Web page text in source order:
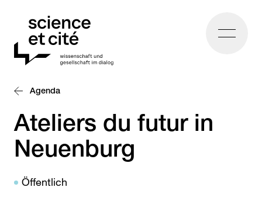
Home
Agenda
Ateliers du futur in
Neuenburg
Öffentlich